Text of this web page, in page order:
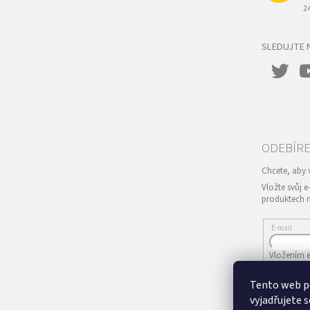
Tento web
vyjadřujete
SLEDUJTE
Vložte svůj
produktech
E-mail
Vložením